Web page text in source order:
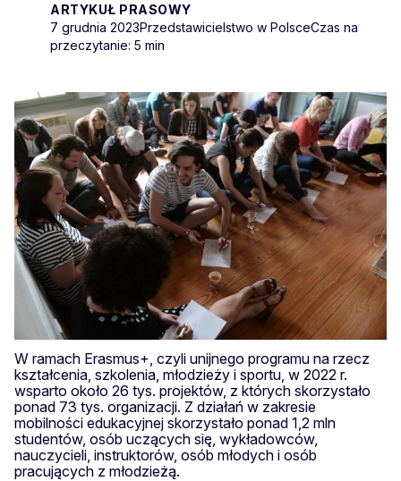
ARTYKUŁ PRASOWY
7 grudnia 2023Przedstawicielstwo w PolsceCzas na
przeczytanie: 5 min
W ramach Erasmus+, czyli unijnego programu na rzecz
kształcenia, szkolenia, młodzieży i sportu, w 2022 r.
wsparto około 26 tys. projektów, z których skorzystało
ponad 73 tys. organizacji. Z działań w zakresie
mobilności edukacyjnej skorzystało ponad 1,2 mln
studentów, osób uczących się, wykładowców,
nauczycieli, instruktorów, osób młodych i osób
pracujących z młodzieżą.